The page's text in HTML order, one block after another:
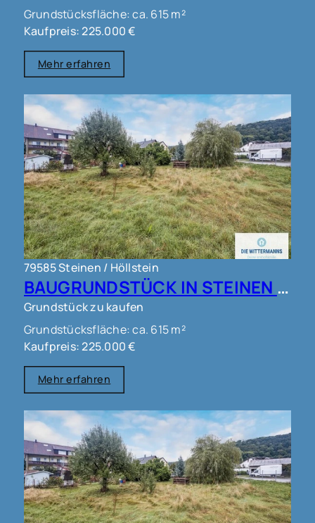
Grundstücksfläche: ca. 615 m²
Kaufpreis: 225.000 €
Mehr erfahren
79585 Steinen / Höllstein
BAUGRUNDSTÜCK IN STEINEN !!!
Grundstück zu kaufen
Grundstücksfläche: ca. 615 m²
Kaufpreis: 225.000 €
Mehr erfahren